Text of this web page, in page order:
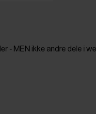
- MEN ikke andre dele i